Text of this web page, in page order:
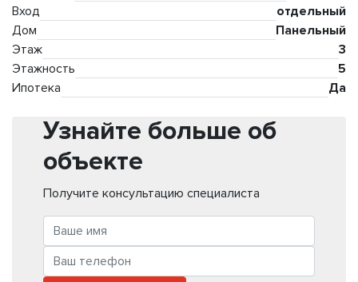
Вход
отдельный
Дом
Панельный
Этаж
3
Этажность
5
Ипотека
Да
Узнайте больше об
объекте
Получите консультацию специалиста